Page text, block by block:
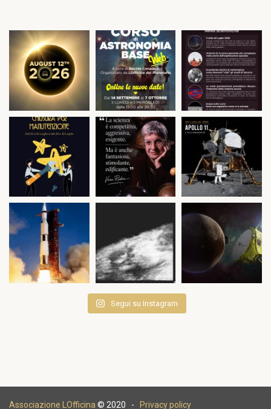
Segui su Instagram
Associazione LOfficina © 2020 - Privacy policy